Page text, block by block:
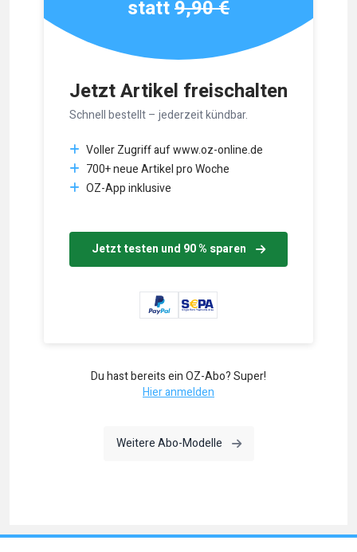
Jetzt Artikel freischalten
Schnell bestellt – jederzeit kündbar.
Voller Zugriff auf www.oz-online.de
700+ neue Artikel pro Woche
OZ-App inklusive
Jetzt testen und 90 % sparen
statt9,90 €
Du hast bereits ein OZ-Abo? Super!
Hier anmelden
Weitere Abo-Modelle